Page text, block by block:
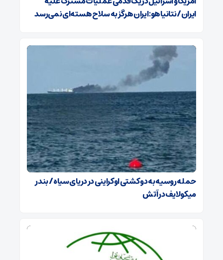
ایران/ نتانیاهو: ایران هرگز به سلاح هسته‌ای نمی‌رسد
حمله روسیه به دو کشتی اوکراینی در دریای سیاه / بندر
میکولایف در آتش